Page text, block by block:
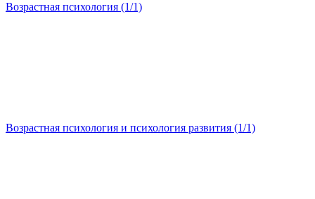
Возрастная психология (1/1)
Возрастная психология и психология развития (1/1)